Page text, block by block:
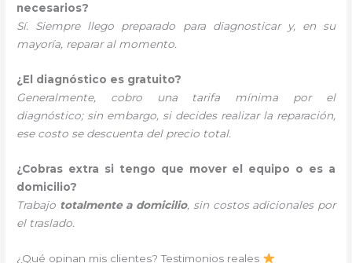
necesarios?
Sí. Siempre llego preparado para diagnosticar y, en su
mayoría, reparar al momento.
¿El diagnóstico es gratuito?
Generalmente, cobro una tarifa mínima por el
diagnóstico; sin embargo, si decides realizar la reparación,
ese costo se descuenta del precio total.
¿Cobras extra si tengo que mover el equipo o es a
domicilio?
Trabajo totalmente a domicilio, sin costos adicionales por
el traslado.
¿Qué opinan mis clientes? Testimonios reales